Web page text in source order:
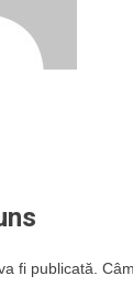
fi publicată.